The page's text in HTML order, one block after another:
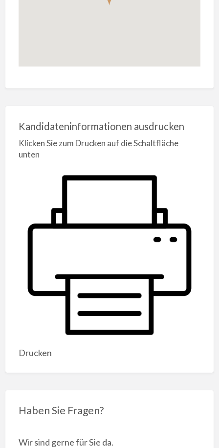
Kandidateninformationen ausdrucken
Klicken Sie zum Drucken auf die Schaltfläche
unten
Drucken
Haben Sie Fragen?
Wir sind gerne für Sie da.